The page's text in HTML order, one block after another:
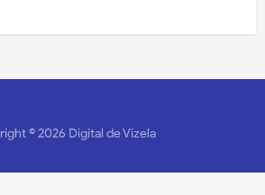
©2026 Digital de Vizela